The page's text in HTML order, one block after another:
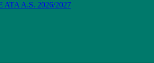
A.S. 2026/2027